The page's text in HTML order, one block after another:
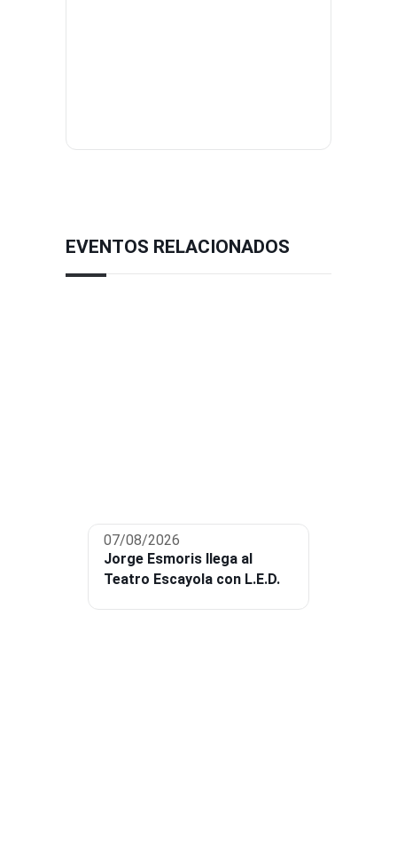
EVENTOS RELACIONADOS
07/08/2026
Jorge Esmoris llega al
Teatro Escayola con L.E.D.